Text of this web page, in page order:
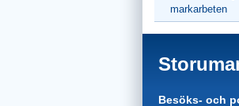
markarbeten
Besöks- och